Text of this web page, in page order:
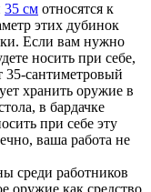
35 см относятся к
этих дубинок
Если вам нужно
носить при себе,
35-сантиметровый
хранить оружие в
в бардачке
при себе эту
ваша работа не
среди работников